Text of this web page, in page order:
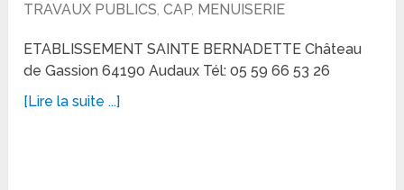
TRAVAUX PUBLICS,CAP, MENUISERIE
ETABLISSEMENT SAINTE BERNADETTE Château
de Gassion 64190 Audaux Tél: 05 59 66 53 26
[Lire la suite ...]